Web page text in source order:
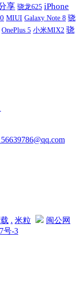
享 骁龙625 iPhone
MIUI Galaxy Note 8 骁
OnePlus 5 小米MIX2 骁
. 米粒
闽公网
号-3